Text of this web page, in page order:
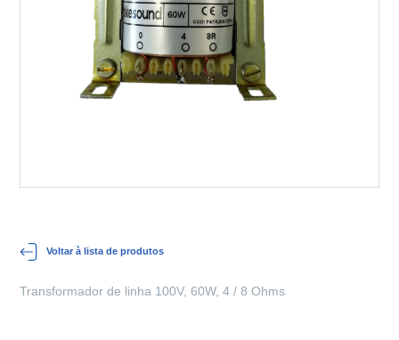
Voltar à lista de produtos
Transformador de linha 100V, 60W, 4 / 8 Ohms